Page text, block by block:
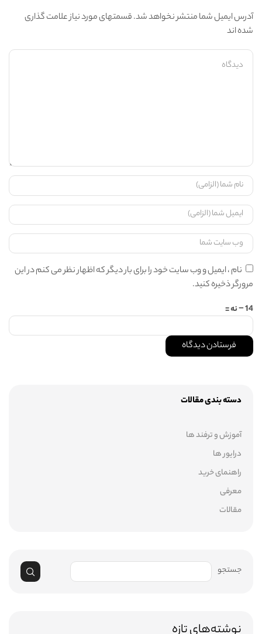
آدرس ایمیل شما منتشر نخواهد شد. قسمتهای مورد نیاز علامت گذاری
شده اند
نام ، ایمیل و وب سایت خود را برای بار دیگر که اظهار نظر می کنم در این
مرورگر ذخیره کنید.
14 − نه =
دسته بندی مقالات
آموزش و ترفند ها
درایور ها
راهنمای خرید
معرفی
مقالات
جستجو
نوشته‌های تازه